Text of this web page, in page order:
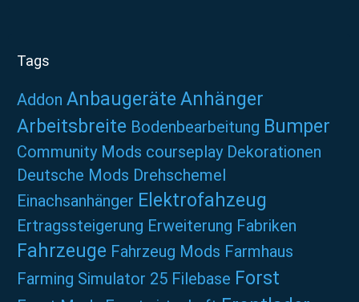
Tags
Addon Anbaugeräte Anhänger
Arbeitsbreite Bodenbearbeitung Bumper
Community Mods courseplay Dekorationen
Deutsche Mods Drehschemel
Einachsanhänger Elektrofahzeug
Ertragssteigerung Erweiterung Fabriken
Fahrzeuge Fahrzeug Mods Farmhaus
Farming Simulator 25 Filebase Forst